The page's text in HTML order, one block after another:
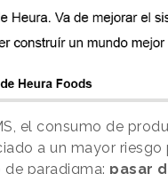
el consumo de
a un mayor
paradigma: pasar